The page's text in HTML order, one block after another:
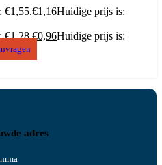
€1,55.€1,16Huidige prijs is:
€1,28.€0,96Huidige prijs is:
adres